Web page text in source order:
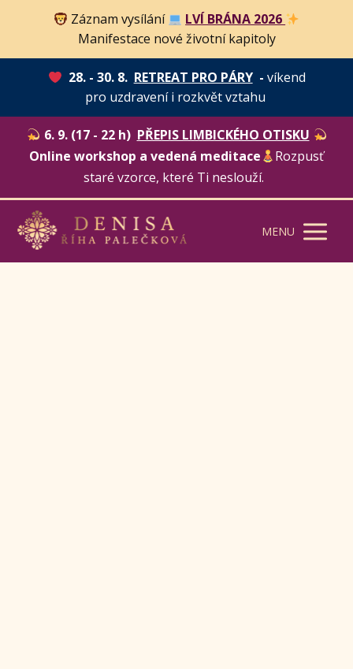
Záznam vysílání
LVÍ BRÁNA 2026
Manifestace nové životní kapitoly
28. - 30. 8. RETREAT PRO PÁRY- víkend
pro uzdravení i rozkvět vztahu
6. 9. (17 - 22 h) PŘEPIS LIMBICKÉHO OTISKU
Online workshop a vedená meditace
Rozpusť
staré vzorce, které Ti neslouží.
MENU